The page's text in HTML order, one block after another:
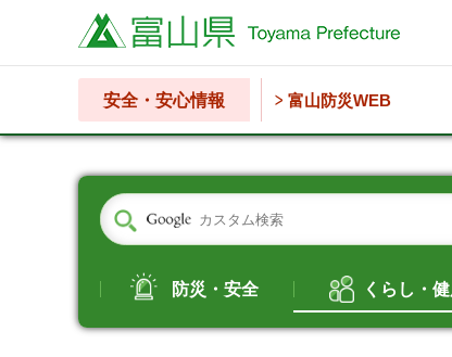
富山県
安全・安心情報 富山防災WEB
防災・安全 くらし・